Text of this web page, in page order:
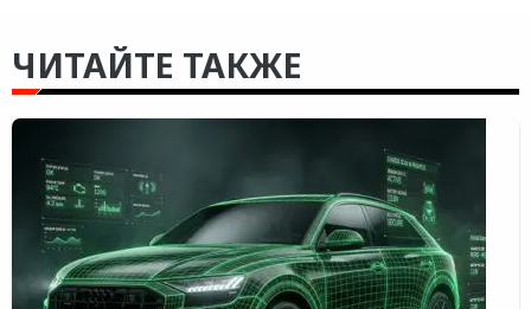
ЧИТАЙТЕ ТАКЖЕ